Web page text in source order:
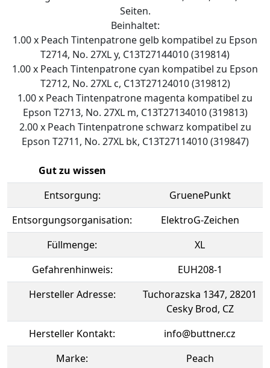
Seiten.
Beinhaltet:
1.00 x Peach Tintenpatrone gelb kompatibel zu Epson
T2714, No. 27XL y, C13T27144010 (319814)
1.00 x Peach Tintenpatrone cyan kompatibel zu Epson
T2712, No. 27XL c, C13T27124010 (319812)
1.00 x Peach Tintenpatrone magenta kompatibel zu
Epson T2713, No. 27XL m, C13T27134010 (319813)
2.00 x Peach Tintenpatrone schwarz kompatibel zu
Epson T2711, No. 27XL bk, C13T27114010 (319847)
Gut zu wissen
Entsorgung:
GruenePunkt
Entsorgungsorganisation:
ElektroG-Zeichen
Füllmenge:
XL
Gefahrenhinweis:
EUH208-1
Hersteller Adresse:
Tuchorazska 1347, 28201
Cesky Brod, CZ
Hersteller Kontakt:
info@buttner.cz
Marke:
Peach